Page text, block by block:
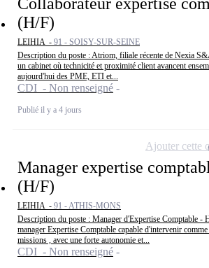
Collaborateur expertise
(H/F)
LEIHIA - 91 - SOISY-SUR-SEINE
Description du poste : Atriom, filiale récente de Nexia
un cabinet où technicité et proximité client avancent
aujourd'hui des PME, ETI et...
CDI - Non renseigné
Publié il y a 4 jours
Manager expertise
(H/F)
LEIHIA - 91 - ATHIS-MONS
Description du poste : Manager d'Expertise Comptable -
manager Expertise Comptable capable d'intervenir
missions , avec une forte autonomie et...
CDI - Non renseigné
Ajouter cette